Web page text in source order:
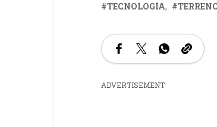
TECNOLOGÍA
ADVERTISEMENT